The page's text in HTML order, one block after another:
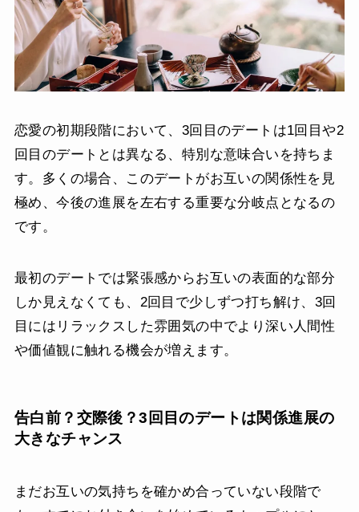
恋愛の初期段階において、3回目のデートは1回目や2
回目のデートとは異なる、特別な意味合いを持ちま
す。多くの場合、このデートがお互いの関係性を見
極め、今後の進展を左右する重要な分岐点となるの
です。
最初のデートでは緊張感からお互いの表面的な部分
しか見えなくても、2回目で少しずつ打ち解け、3回
目にはリラックスした雰囲気の中でより深い人間性
や価値観に触れる機会が増えます。
告白前？交際後？3回目のデートは関係進展の
大きなチャンス
まだお互いの気持ちを確かめ合っていない段階で